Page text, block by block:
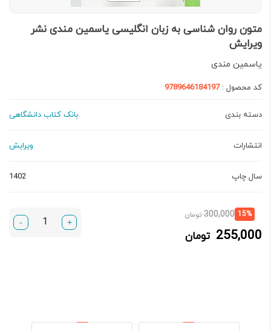
متون روان شناسی به زبان انگلیسی یاسمین مندی نشر
ویرایش
یاسمین مندی
کد محصول :9789646184197
دسته بندی بانک کتاب دانشگاهی
انتشارات ویرایش
سال چاپ 1402
15%
300,000 تومانقیمت
255,000 تومان
قیمت
255,000 تومان.
+
-